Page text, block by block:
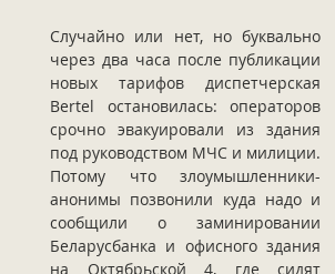
Случайно или нет, но буквально
через два часа после публикации
новых тарифов диспетчерская
Bertel остановилась: операторов
срочно эвакуировали из здания
под руководством МЧС и милиции.
Потому что злоумышленники-
анонимы позвонили куда надо и
сообщили о заминировании
Беларусбанка и офисного здания
на Октябрьской 4, где сидят